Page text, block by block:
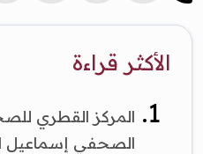
الأكثر قراءة
المركز القطري
الصحفي إسماعيل